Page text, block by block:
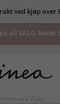
ved kjøp over
på all SALG. Kode:
Wally